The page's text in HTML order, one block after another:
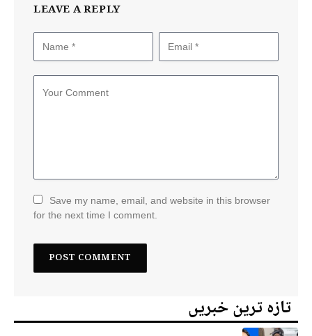
LEAVE A REPLY
Save my name, email, and website in this browser
for the next time I comment.
تازہ ترین خبریں